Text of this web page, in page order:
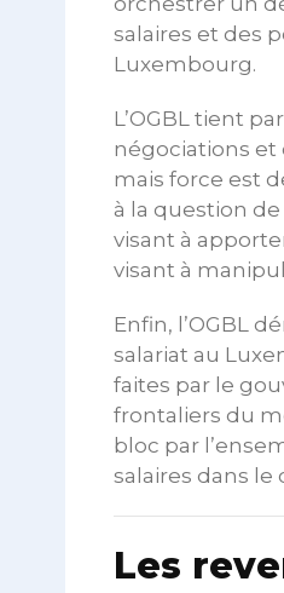
salaires et des
Luxembourg.
L’OGBL tient
négociations et
mais force est
à la question de
visant à
visant à
Enfin, l’OGBL
salariat au
faites par le
frontaliers du
bloc par
salaires dans
Les